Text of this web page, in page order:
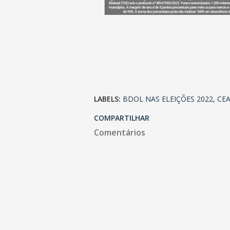
LABELS: BDOL NAS ELEIÇÕES 2022
COMPARTILHAR
Comentários